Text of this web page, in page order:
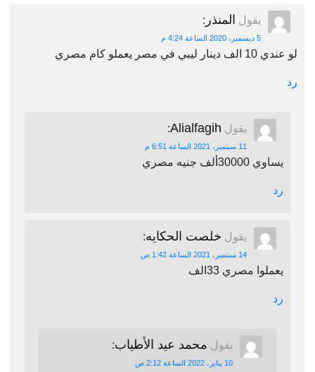
يقول المنذر :
5 ديسمبر، 2020 الساعة 4:24 م
لو عندي 10 الف دينار ليبي في مصر يعملو كام مصري
رد
يقول Alialfagih
:
11 سبتمبر، 2021 الساعة 6:51 م
يساوي 30000ألف جنيه مصري
رد
يقول خلصت الحكايه:
14 سبتمبر، 2021 الساعة 1:42 ص
يعملوا مصري 33الف
رد
يقول محمد عيد الأطياب:
10 يناير، 2022 الساعة 2:12 ص